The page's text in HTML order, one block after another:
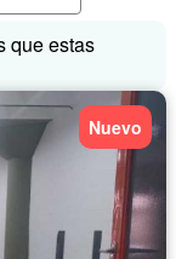
que estas
Nuevo